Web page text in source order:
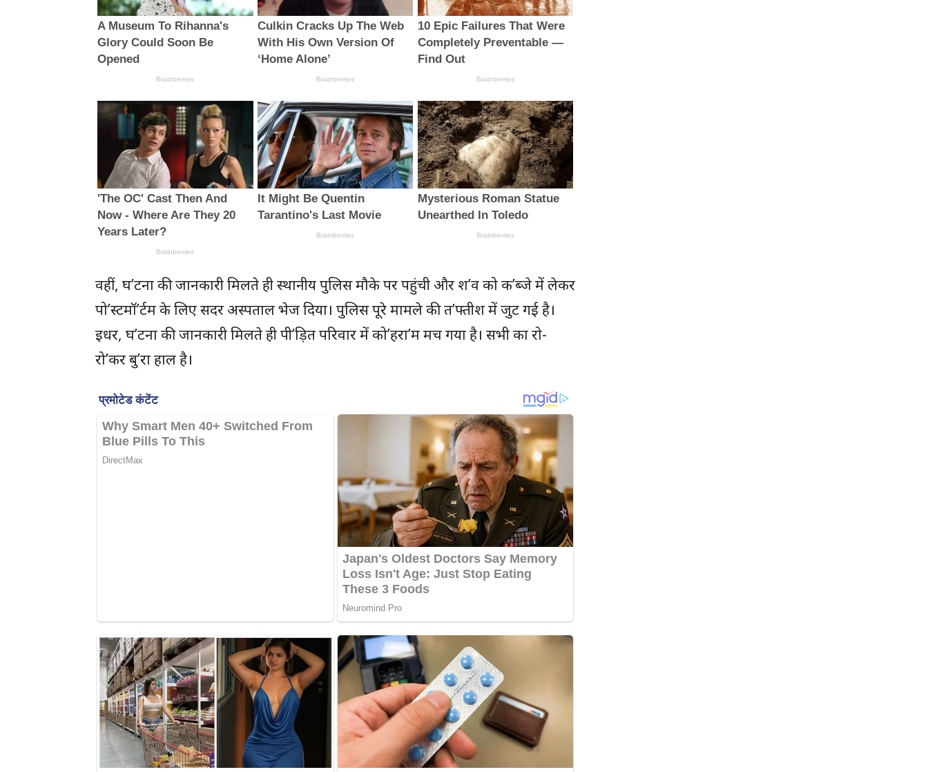
वहीं, घ’टना की जानकारी मिलते ही स्थानीय पुलिस मौके पर पहुंची और श’व को क’ब्जे में लेकर
पो’स्टमॉ’र्टम के लिए सदर अस्पताल भेज दिया। पुलिस पूरे मामले की त’फ्तीश में जुट गई है।
इधर, घ’टना की जानकारी मिलते ही पी’ड़ित परिवार में को’हरा’म मच गया है। सभी का रो-
रो’कर बु’रा हाल है।